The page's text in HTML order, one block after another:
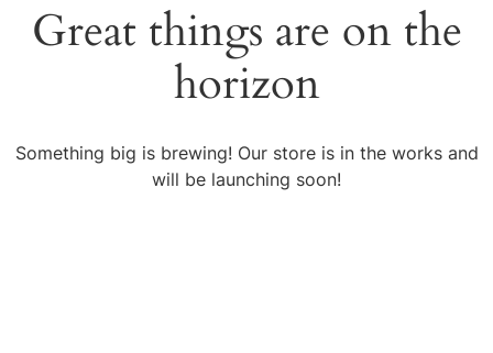
Great things are on the
horizon
Something big is brewing! Our store is in the works and
will be launching soon!